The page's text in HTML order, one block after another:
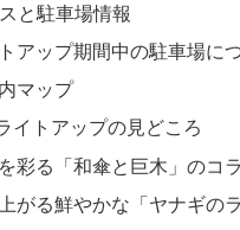
と駐車場情報
アップ期間中の駐車場に
マップ
イトアップの見どころ
彩る「和傘と巨木」のコ
がる鮮やかな「ヤナギの